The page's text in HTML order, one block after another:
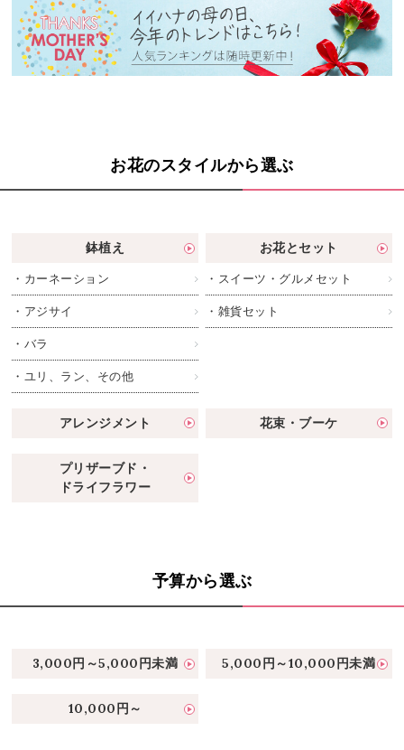
お花のスタイルから選ぶ
鉢植え
・カーネーション
・アジサイ
・バラ
・ユリ、ラン、その他
お花とセット
・スイーツ・グルメセット
・雑貨セット
アレンジメント 花束・ブーケ
プリザーブド・
ドライフラワー
予算から選ぶ
3,000円～5,000円未満 5,000円～10,000円未満
10,000円～